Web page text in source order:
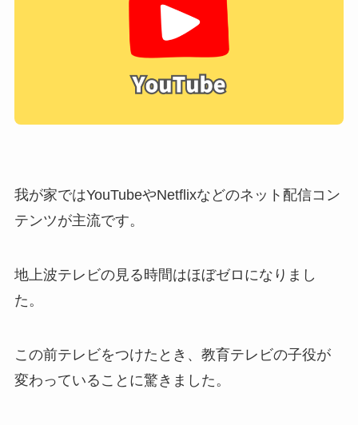
我が家ではYouTubeやNetflixなどのネット配信コン
テンツが主流です。
地上波テレビの見る時間はほぼゼロになりまし
た。
この前テレビをつけたとき、教育テレビの子役が
変わっていることに驚きました。